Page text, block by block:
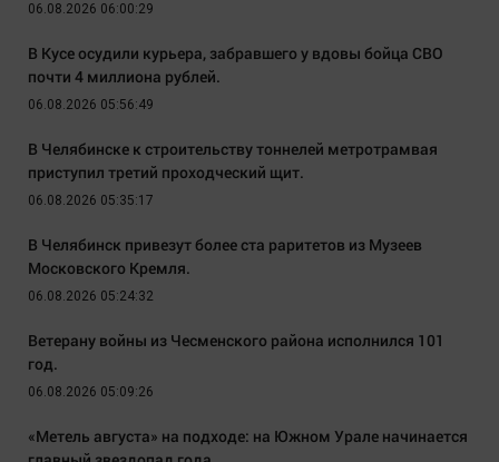
06.08.2026 06:00:29
В Кусе осудили курьера, забравшего у вдовы бойца СВО
почти 4 миллиона рублей.
06.08.2026 05:56:49
В Челябинске к строительству тоннелей метротрамвая
приступил третий проходческий щит.
06.08.2026 05:35:17
В Челябинск привезут более ста раритетов из Музеев
Московского Кремля.
06.08.2026 05:24:32
Ветерану войны из Чесменского района исполнился 101
год.
06.08.2026 05:09:26
«Метель августа» на подходе: на Южном Урале начинается